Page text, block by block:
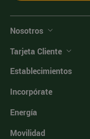
Nosotros
Tarjeta Cliente
Establecimientos
Incorpórate
Energía
Movilidad